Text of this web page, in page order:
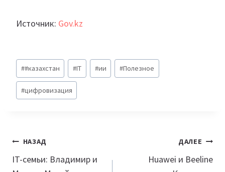
Источник: Gov.kz
Метки
записи:
##казахстан #IT #ии #Полезное
#цифровизация
Навигация
по
НАЗАД
IT-семьи: Владимир и
ДАЛЕЕ
Huawei и Beeline